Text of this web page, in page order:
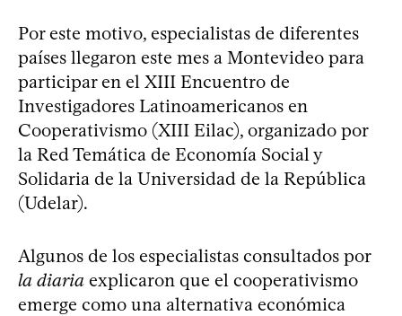
Por este motivo, especialistas de diferentes
países llegaron este mes a Montevideo para
participar en el XIII Encuentro de
Investigadores Latinoamericanos en
Cooperativismo (XIII Eilac), organizado por
la Red Temática de Economía Social y
Solidaria de la Universidad de la República
(Udelar).
Algunos de los especialistas consultados por
la diaria explicaron que el cooperativismo
emerge como una alternativa económica